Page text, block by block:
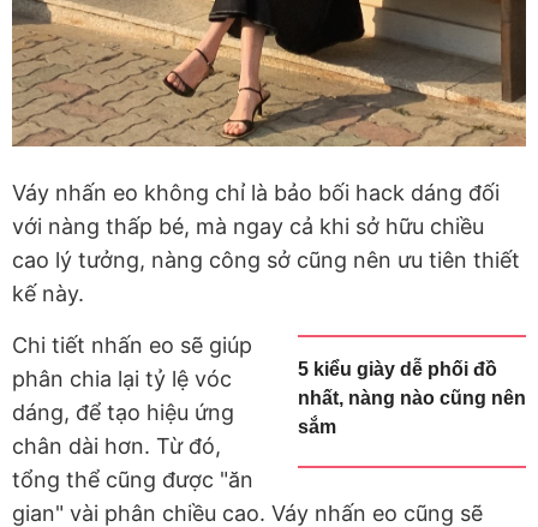
Váy nhấn eo không chỉ là bảo bối hack dáng đối
với nàng thấp bé, mà ngay cả khi sở hữu chiều
cao lý tưởng, nàng công sở cũng nên ưu tiên thiết
kế này.
5 kiểu giày dễ phối đồ
nhất, nàng nào cũng nên
sắm
Chi tiết nhấn eo sẽ giúp
phân chia lại tỷ lệ vóc
dáng, để tạo hiệu ứng
chân dài hơn. Từ đó,
tổng thể cũng được "ăn
gian" vài phân chiều cao. Váy nhấn eo cũng sẽ